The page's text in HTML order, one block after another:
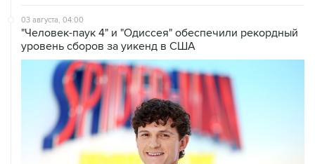
03 августа, 04:00
"Человек-паук 4" и "Одиссея" обеспечили рекордный
уровень сборов за уикенд в США